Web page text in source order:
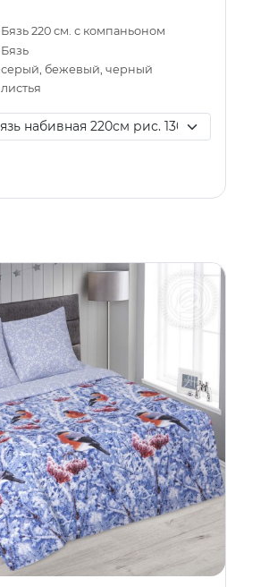
Бязь 220 см. с компаньоном
Бязь
серый, бежевый, черный
листья